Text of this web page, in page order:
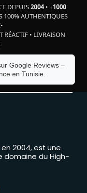
DEPUIS2004• +1000
100% AUTHENTIQUES
•
RÉACTIF • LIVRAISON
Google Reviews –
en Tunisie.
2004, est une
domaine du High-